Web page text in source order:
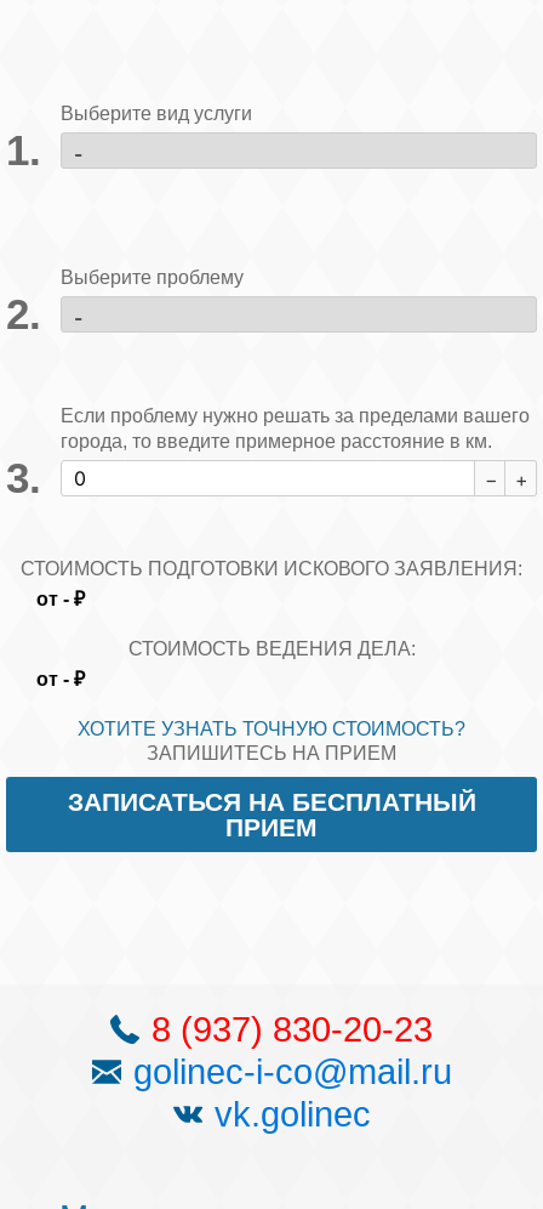
Выберите вид услуги
Выберите проблему
Если проблему нужно решать за пределами вашего
города, то введите примерное расстояние в км.
СТОИМОСТЬ ПОДГОТОВКИ ИСКОВОГО ЗАЯВЛЕНИЯ:
от - ₽
СТОИМОСТЬ ВЕДЕНИЯ ДЕЛА:
от - ₽
ХОТИТЕ УЗНАТЬ ТОЧНУЮ СТОИМОСТЬ?
ЗАПИШИТЕСЬ НА ПРИЕМ
ЗАПИСАТЬСЯ НА БЕСПЛАТНЫЙ
ПРИЕМ
8 (937) 830-20-23
golinec-i-co@mail.ru
vk.golinec